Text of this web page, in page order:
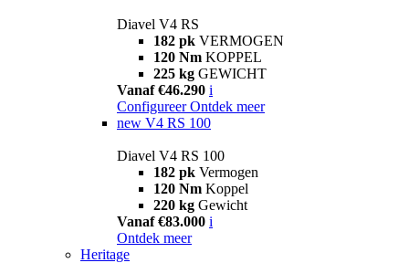
Diavel V4 RS
182 pk VERMOGEN
120 Nm KOPPEL
225 kg GEWICHT
Vanaf €46.290 i
Configureer Ontdek meer
new V4 RS 100
Diavel V4 RS 100
182 pk Vermogen
120 Nm Koppel
220 kg Gewicht
Vanaf €83.000 i
Ontdek meer
Heritage